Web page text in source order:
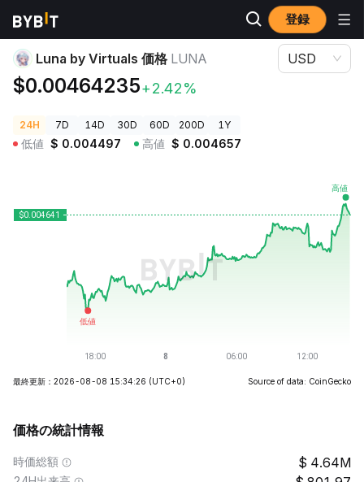
登録
暗号資産価格
Luna by Virtuals 価格 LUNA
$0.00464235+2.42%
USD
24H 7D 14D 30D 60D 200D 1Y
低値 $ 0.004497 高値 $ 0.004657
最終更新：2026-08-08 15:34:26 (UTC+0) Source of data: CoinGecko
価格の統計情報
時価総額 4.64M